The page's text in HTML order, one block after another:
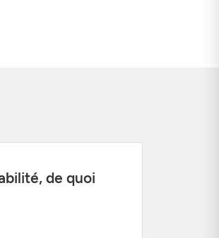
de quoi